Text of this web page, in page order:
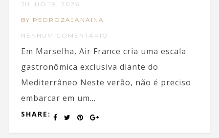
JULHO 19, 2026
BY PEDROZAJANAINA
NENHUM COMENTÁRIO
Em Marselha, Air France cria uma escala
gastronômica exclusiva diante do
Mediterrâneo Neste verão, não é preciso
embarcar em um...
SHARE: